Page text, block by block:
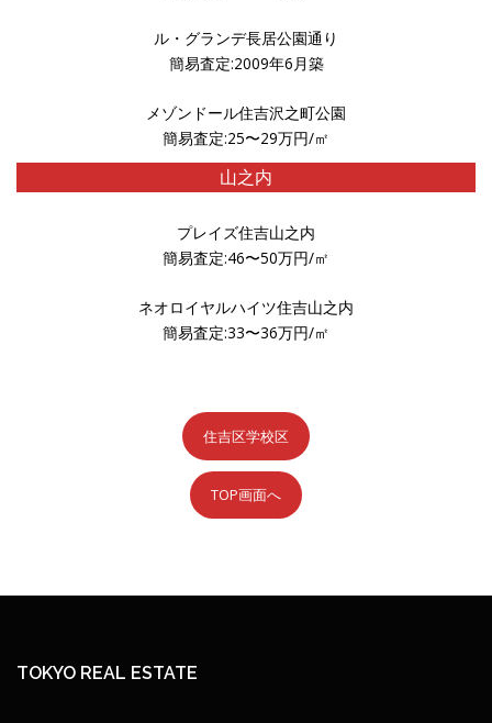
ル・グランデ長居公園通り
簡易査定:2009年6月築
メゾンドール住吉沢之町公園
簡易査定:25〜29万円/㎡
山之内
プレイズ住吉山之内
簡易査定:46〜50万円/㎡
ネオロイヤルハイツ住吉山之内
簡易査定:33〜36万円/㎡
住吉区学校区
TOP画面へ
TOKYO REAL ESTATE